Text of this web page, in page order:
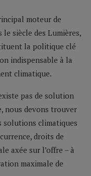
moteur de
siècle des Lumières,
la politique clé
indispensable à la
climatique.
pas de solution
nous devons trouver
solutions climatiques
droits de
axée sur l’offre – à
maximale de